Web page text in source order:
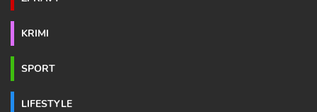
KRIMI
SPORT
LIFESTYLE